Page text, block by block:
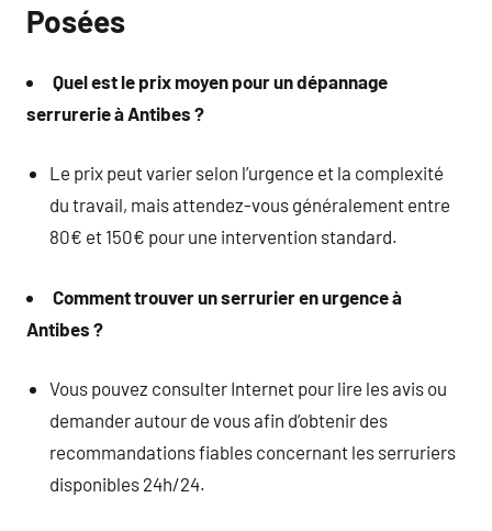
Posées
Quel est le prix moyen pour un dépannage
serrurerie à Antibes ?
Le prix peut varier selon l’urgence et la complexité
du travail, mais attendez-vous généralement entre
80€ et 150€ pour une intervention standard.
Comment trouver un serrurier en urgence à
Antibes ?
Vous pouvez consulter Internet pour lire les avis ou
demander autour de vous afin d’obtenir des
recommandations fiables concernant les serruriers
disponibles 24h/24.